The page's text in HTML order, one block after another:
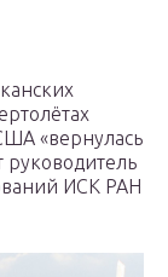
«вернулась
руководитель
ИСК РАН